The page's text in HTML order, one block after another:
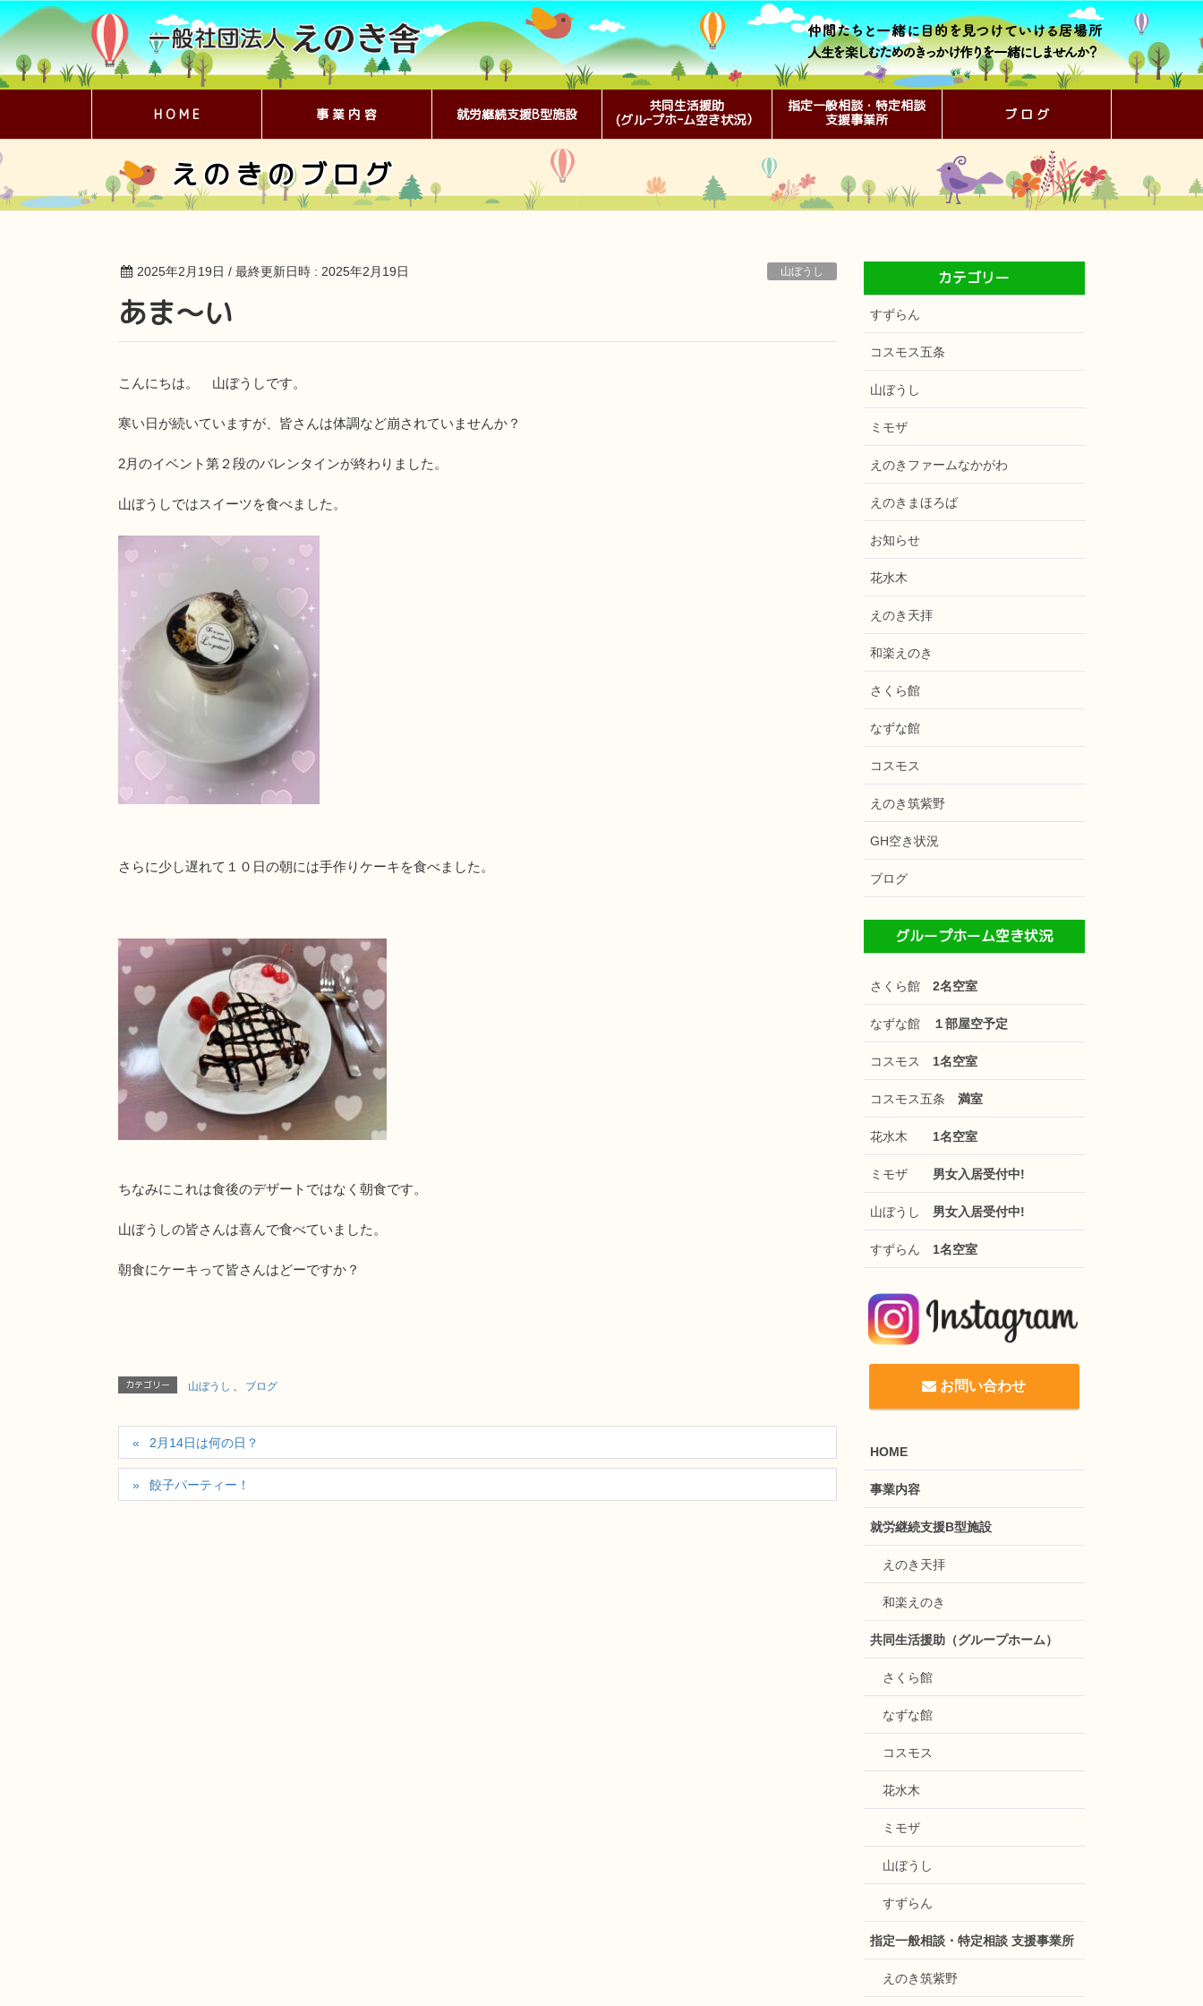
H O M E 事 業 内 容 就労継続支援B型施設
共同生活援助
(グルｰプホｰム空き状況）
指定一般相談・特定相談
支援事業所
ブ ロ グ
えのきのブログ
2025年2月19日 / 最終更新日時 : 2025年2月19日 山ぼうし
あま～い
こんにちは。 山ぼうしです。
寒い日が続いていますが、皆さんは体調など崩されていませんか？
2月のイベント第２段のバレンタインが終わりました。
山ぼうしではスイーツを食べました。
さらに少し遅れて１０日の朝には手作りケーキを食べました。
ちなみにこれは食後のデザートではなく朝食です。
山ぼうしの皆さんは喜んで食べていました。
朝食にケーキって皆さんはどーですか？
カテゴリー 山ぼうし ブログ
2月14日は何の日？
餃子パーティー！
カテゴリー
すずらん
コスモス五条
山ぼうし
ミモザ
えのきファームなかがわ
えのきまほろば
お知らせ
花水木
えのき天拝
和楽えのき
さくら館
なずな館
コスモス
えのき筑紫野
GH空き状況
ブログ
グループホーム空き状況
さくら館 2名空室
なずな館 １部屋空予定
コスモス 1名空室
コスモス五条 満室
花水木 1名空室
ミモザ 男女入居受付中!
山ぼうし 男女入居受付中!
すずらん 1名空室
お問い合わせ
HOME
事業内容
就労継続支援B型施設
えのき天拝
和楽えのき
共同生活援助（グループホーム）
さくら館
なずな館
コスモス
花水木
ミモザ
山ぼうし
すずらん
指定一般相談・特定相談 支援事業所
えのき筑紫野